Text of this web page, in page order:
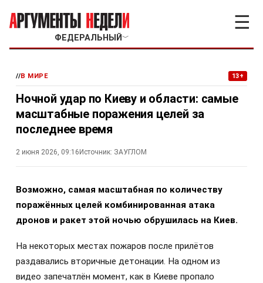
ФЕДЕРАЛЬНЫЙ ﹀
☰
//В МИРЕ 13+
Ночной удар по Киеву и области: самые
масштабные поражения целей за
последнее время
2 июня 2026, 09:16 Источник: ЗАУГЛОМ
Возможно, самая масштабная по количеству
поражённых целей комбинированная атака
дронов и ракет этой ночью обрушилась на Киев.
На некоторых местах пожаров после прилётов
раздавались вторичные детонации. На одном из
видео запечатлён момент, как в Киеве пропало